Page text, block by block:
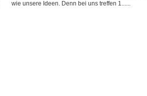
wie unsere Ideen. Denn bei uns treffen 1......